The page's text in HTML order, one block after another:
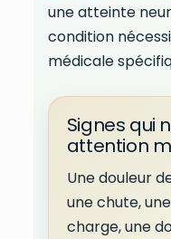
une atteinte
condition
médicale
Signes qui
attention
Une douleur
une chute,
charge, une